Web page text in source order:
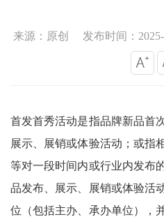
来源：原创 发布时间：
首发首秀活动是指品牌新品首
展示、展销或体验活动；或指
等对一段时间内或行业内发布
品发布、展示、展销或体验活
位（包括主办、承办单位），